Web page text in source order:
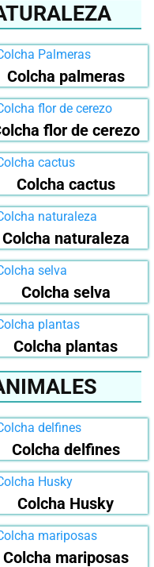
Colcha palmeras
flor de cerezo
Colcha cactus
Colcha naturaleza
Colcha selva
Colcha plantas
Colcha delfines
Colcha Husky
Colcha mariposas